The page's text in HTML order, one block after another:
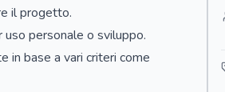
il progetto.
personale o sviluppo.
in base a vari criteri come